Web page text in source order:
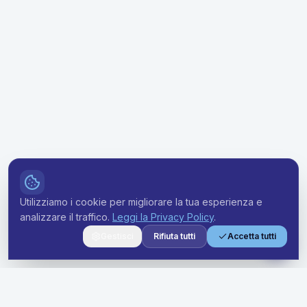
Utilizziamo i cookie per migliorare la tua esperienza e
analizzare il traffico. Leggi la Privacy Policy.
Rifiuta tutti Accetta tutti